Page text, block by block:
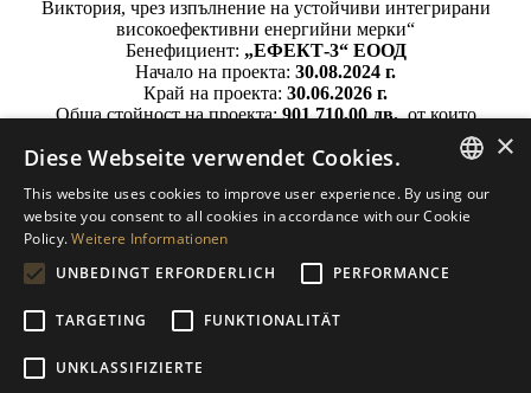
Виктория, чрез изпълнение на устойчиви интегрирани
високоефективни енергийни мерки“
Бенефициент: „ЕФЕКТ-3“ ЕООД
Начало на проекта: 30.08.2024 г.
Край на проекта: 30.06.2026 г.
Обща стойност на проекта:901 710,00 лв., от които
489 395,50 лв.
Национален план за
възстановяване и устойчивост, по компонент 4
„Нисковъглеродна икономика“.
© 2023 Effect 3, Ltd. Alle Rechte vorbehalten. Grafisches Design
ENGLISH
×
Diese Webseite verwendet Cookies.
This website uses cookies to improve user experience. By using our
website you consent to all cookies in accordance with our Cookie
Policy. Weitere Informationen
UNBEDINGT ERFORDERLICH
PERFORMANCE
TARGETING FUNKTIONALITÄT
UNKLASSIFIZIERTE